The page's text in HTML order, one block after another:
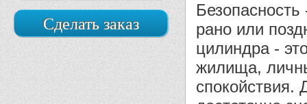
рано или
цилиндра -
жилища,
спокойствия.
Сделать заказ